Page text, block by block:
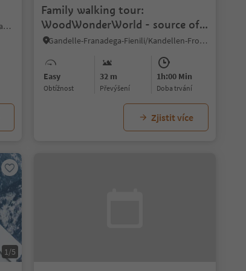
Verano/Vöran, Vöran/Verano, Meran/Merano and environs
Family walking tour:
WoodWonderWorld - source of
the Drau/Drava river
Gandelle-Franadega-Fienili/Kandellen-Frondeigen-Stadlern, Toblach/Dobbiaco, Dolomites Region 3 Zinnen
Easy
Obtížnost
32 m
Převýšení
1h:00 Min
doba trvání
Zjistit více
1/5